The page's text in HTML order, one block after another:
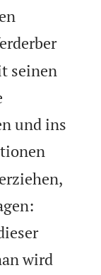
seinen
und ins
wird